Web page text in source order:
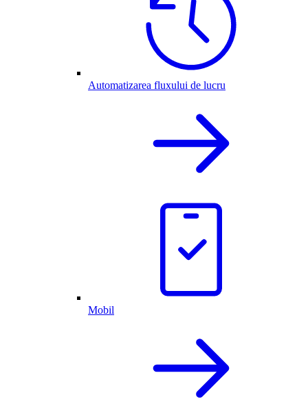
Automatizarea fluxului de lucru
Mobil